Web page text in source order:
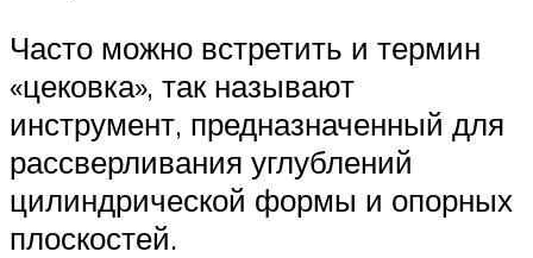
Часто можно встретить и термин
«цековка», так называют
инструмент, предназначенный для
рассверливания углублений
цилиндрической формы и опорных
плоскостей.